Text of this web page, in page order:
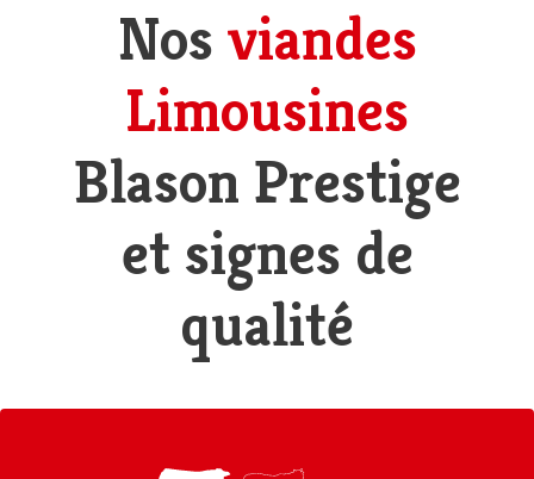
Nos viandes
Limousines
Blason Prestige
et signes de
qualité